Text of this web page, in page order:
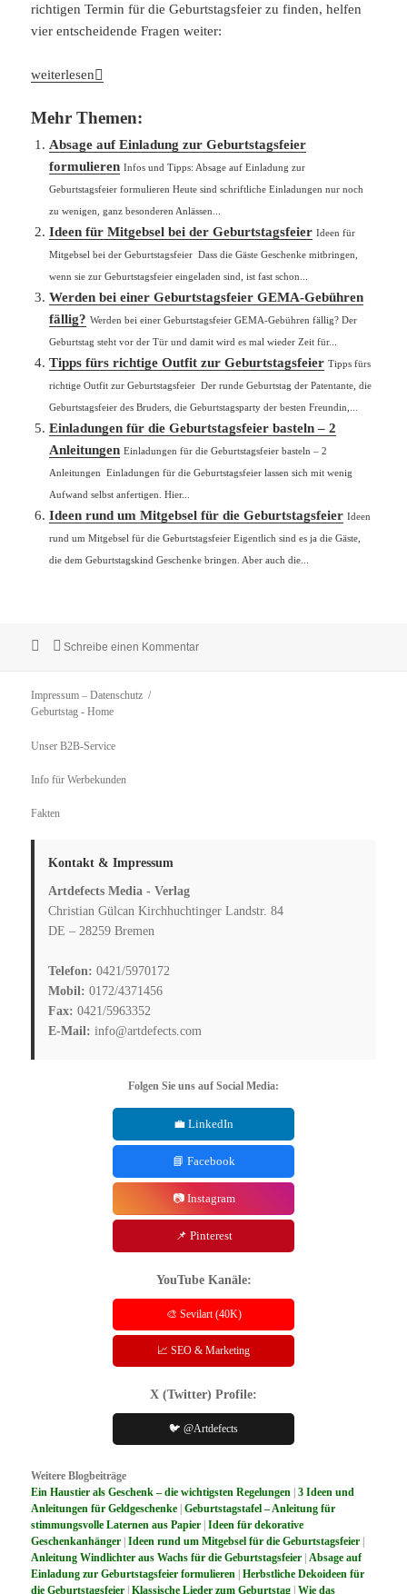
richtigen Termin für die Geburtstagsfeier zu finden, helfen
vier entscheidende Fragen weiter:
Den richtigen Termin für die Geburtstagsfeier finden – 4
weiterlesen
Mehr Themen:
Absage auf Einladung zur Geburtstagsfeier
formulieren Infos und Tipps: Absage auf Einladung zur
Geburtstagsfeier formulieren Heute sind schriftliche Einladungen nur noch
zu wenigen, ganz besonderen Anlässen...
Ideen für Mitgebsel bei der Geburtstagsfeier Ideen für
Mitgebsel bei der Geburtstagsfeier Dass die Gäste Geschenke mitbringen,
wenn sie zur Geburtstagsfeier eingeladen sind, ist fast schon...
Werden bei einer Geburtstagsfeier GEMA-Gebühren
fällig? Werden bei einer Geburtstagsfeier GEMA-Gebühren fällig? Der
Geburtstag steht vor der Tür und damit wird es mal wieder Zeit für...
Tipps fürs richtige Outfit zur Geburtstagsfeier Tipps fürs
richtige Outfit zur Geburtstagsfeier Der runde Geburtstag der Patentante, die
Geburtstagsfeier des Bruders, die Geburtstagsparty der besten Freundin,...
Einladungen für die Geburtstagsfeier basteln – 2
Anleitungen Einladungen für die Geburtstagsfeier basteln – 2
Anleitungen Einladungen für die Geburtstagsfeier lassen sich mit wenig
Aufwand selbst anfertigen. Hier...
Ideen rund um Mitgebsel für die Geburtstagsfeier Ideen
rund um Mitgebsel für die Geburtstagsfeier Eigentlich sind es ja die Gäste,
die dem Geburtstagskind Geschenke bringen. Aber auch die...
Veröffentlicht
Schreibe einen Kommentarzu Den richtigen Termin für die
Impressum – Datenschutz
Geburtstag - Home
Unser B2B-Service
Info für Werbekunden
Fakten
Kontakt & Impressum
Artdefects Media - Verlag
Christian Gülcan Kirchhuchtinger Landstr. 84
DE – 28259 Bremen
Telefon: 0421/5970172
Mobil: 0172/4371456
Fax: 0421/5963352
E-Mail: info@artdefects.com
Folgen Sie uns auf Social Media:
💼 LinkedIn
📘 Facebook
📷 Instagram
📌 Pinterest
YouTube Kanäle:
🎨 Sevilart (40K)
📈 SEO & Marketing
X (Twitter) Profile:
🐦 @Artdefects
Weitere Blogbeiträge
Ein Haustier als Geschenk – die wichtigsten Regelungen |3 Ideen und
Anleitungen für Geldgeschenke |Geburtstagstafel – Anleitung für
stimmungsvolle Laternen aus Papier |Ideen für dekorative
Geschenkanhänger |Ideen rund um Mitgebsel für die Geburtstagsfeier
Anleitung Windlichter aus Wachs für die Geburtstagsfeier |Absage auf
Einladung zur Geburtstagsfeier formulieren |Herbstliche Dekoideen für
die Geburtstagsfeier |Klassische Lieder zum Geburtstag |Wie das